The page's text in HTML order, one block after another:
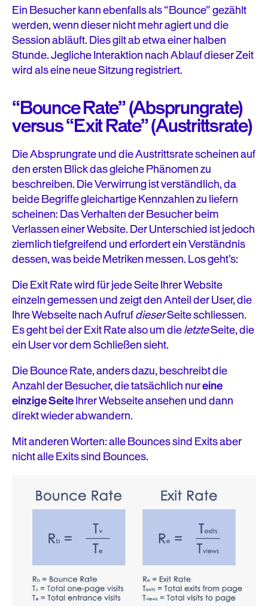
Ein Besucher kann ebenfalls als “Bounce” gezählt
werden, wenn dieser nicht mehr agiert und die
Session abläuft. Dies gilt ab etwa einer halben
Stunde. Jegliche Interaktion nach Ablauf dieser Zeit
wird als eine neue Sitzung registriert.
“Bounce Rate” (Absprungrate)
versus “Exit Rate” (Austrittsrate)
Die Absprungrate und die Austrittsrate scheinen auf
den ersten Blick das gleiche Phänomen zu
beschreiben. Die Verwirrung ist verständlich, da
beide Begriffe gleichartige Kennzahlen zu liefern
scheinen: Das Verhalten der Besucher beim
Verlassen einer Website. Der Unterschied ist jedoch
ziemlich tiefgreifend und erfordert ein Verständnis
dessen, was beide Metriken messen. Los geht’s:
Die Exit Rate wird für jede Seite Ihrer Website
einzeln gemessen und zeigt den Anteil der User, die
Ihre Webseite nach AufrufdieserSeite schliessen.
Es geht bei der Exit Rate also um dieletzteSeite, die
ein User vor dem Schließen sieht.
Die Bounce Rate, anders dazu, beschreibt die
Anzahl der Besucher, die tatsächlich nureine
einzige SeiteIhrer Webseite ansehen und dann
direkt wieder abwandern.
Mit anderen Worten: alle Bounces sind Exits aber
nicht alle Exits sind Bounces.